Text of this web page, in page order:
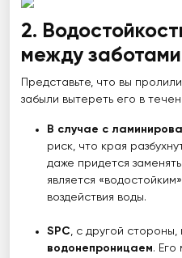
2.
между
Представьте, что вы
забыли вытереть его в
В случае с
риск, что края
даже придется
является
воздействия воды.
SPC, с другой стороны,
водонепроницаем. Его